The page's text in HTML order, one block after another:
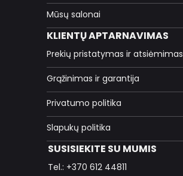
Mūsų salonai
KLIENTŲ APTARNAVIMAS
Prekių pristatymas ir atsiėmimas
Grąžinimas ir garantija
Privatumo politika
Slapukų politika
SUSISIEKITE SU MUMIS
Tel.: +370 612 44811